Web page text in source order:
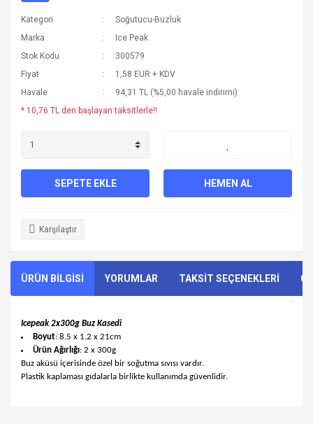
Kategori
Soğutucu-Buzluk
Marka
Ice Peak
Stok Kodu
300579
Fiyat
1,58 EUR + KDV
Havale
94,31 TL (%5,00 havale indirimi)
* 10,76 TL den başlayan taksitlerle!!
SEPETE EKLE HEMEN AL
Karşılaştır
ÜRÜN BİLGİSİ YORUMLAR TAKSİT SEÇENEKLERİ
Icepeak 2x300g Buz Kasedi
Boyut: 8.5 x 1.2 x 21cm
Ürün Ağırlığı: 2 x 300g
Buz aküsü içerisinde özel bir soğutma sıvısı vardır.
Plastik kaplaması gıdalarla birlikte kullanımda güvenlidir.